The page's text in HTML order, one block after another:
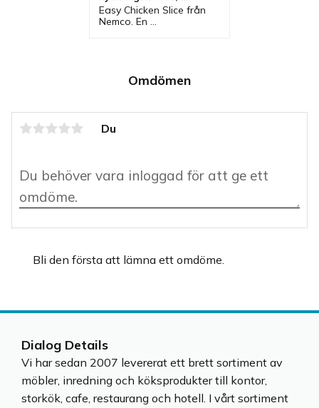
Omdömen
Du
Bli den första att lämna ett omdöme.
skivblad 12,7 mm
Easy Chicken Slice från
Nemco. En
Dialog Details
Vi har sedan 2007 levererat ett brett sortiment av
möbler, inredning och köksprodukter till kontor,
storkök, cafe, restaurang och hotell. I vårt sortiment